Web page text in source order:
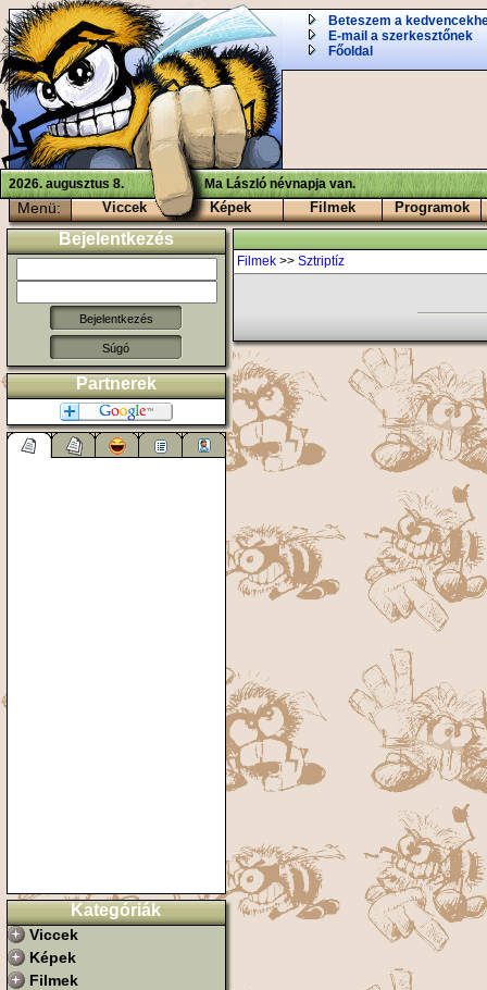
Beteszem a
E-mail a szerkesztőnek
Főoldal
2026. augusztus 8. Ma László névnapja van.
Menü: Viccek Képek Filmek Programok
Bejelentkezés
Súgó
Partnerek
Kategóriák
Viccek
Képek
Filmek
Filmek >> Sztriptíz